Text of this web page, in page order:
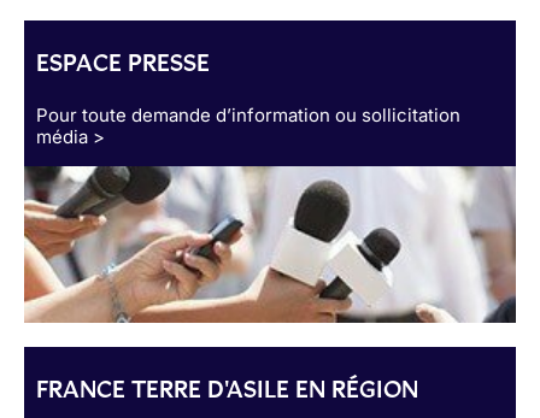
ESPACE PRESSE
Pour toute demande d’information ou sollicitation
média >
FRANCE TERRE D'ASILE EN RÉGION